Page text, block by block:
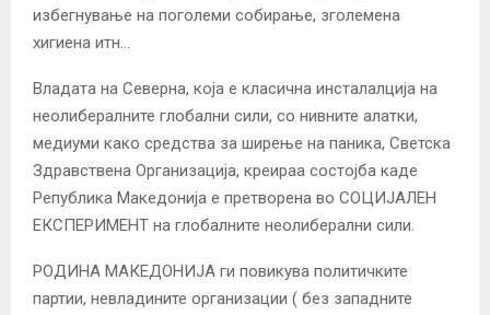
избегнување на поголеми собирање, зголемена
хигиена итн…
Владата на Северна, која е класична инсталалција на
неолибералните глобални сили, со нивните алатки,
медиуми како средства за ширење на паника, Светска
Здравствена Организација, креираа состојба каде
Република Македонија е претворена во СОЦИЈАЛЕН
ЕКСПЕРИМЕНТ на глобалните неолиберални сили.
РОДИНА МАКЕДОНИЈА ги повикува политичките
партии, невладините организации ( без западните